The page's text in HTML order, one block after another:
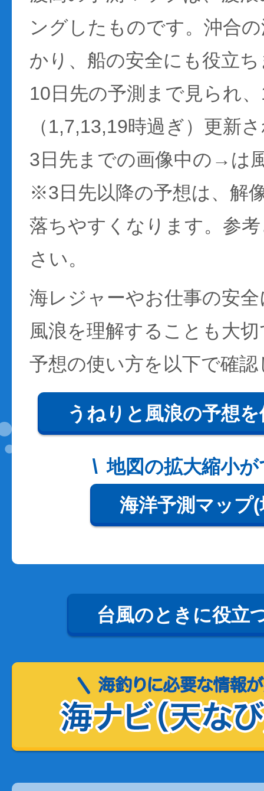
ングしたものです。沖合
かり、船の安全にも役立
10日先の予測まで見られ
（1,7,13,19時過ぎ）更新
3日先までの画像中の→は
※3日先以降の予想は、解
落ちやすくなります。参
さい。
海レジャーやお仕事の安
風浪を理解することも大
予想の使い方を以下で確
うねりと風浪の予想
地図の拡大縮小
海洋予測マップ
台風のときに役立